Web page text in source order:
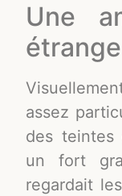
Une
assez
des teintes
un fort
regardait